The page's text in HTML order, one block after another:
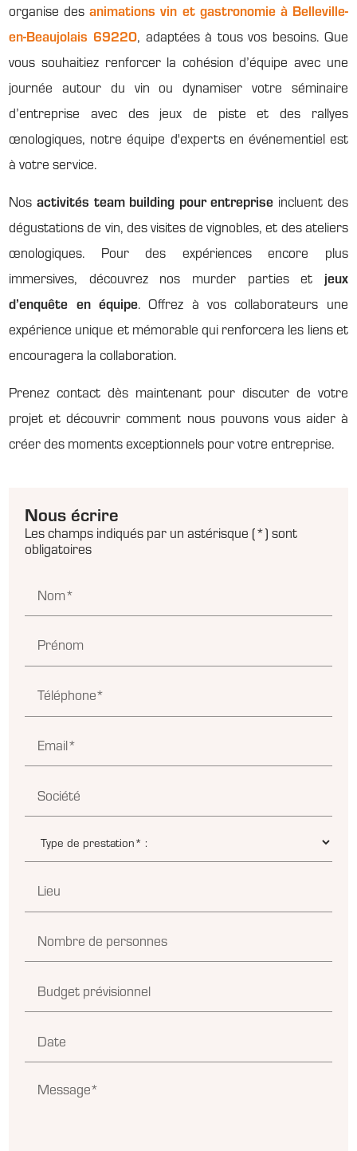
organise desanimations vin et gastronomie à Belleville-
en-Beaujolais 69220, adaptées à tous vos besoins. Que
vous souhaitiez renforcer la cohésion d’équipe avec une
journée autour du vin ou dynamiser votre séminaire
d’entreprise avec des jeux de piste et des rallyes
œnologiques, notre équipe d'experts en événementiel est
à votre service.
Nos activités team building pour entreprise incluent des
dégustations de vin, des visites de vignobles, et des ateliers
œnologiques. Pour des expériences encore plus
immersives, découvrez nos murder parties et jeux
d’enquête en équipe. Offrez à vos collaborateurs une
expérience unique et mémorable qui renforcera les liens et
encouragera la collaboration.
Prenez contact dès maintenant pour discuter de votre
projet et découvrir comment nous pouvons vous aider à
créer des moments exceptionnels pour votre entreprise.
Nous écrire
Les champs indiqués par un astérisque (*) sont
obligatoires
Nom*
Prénom
Téléphone*
Email*
Société
Lieu
Nombre de personnes
Budget prévisionnel
Date
Message*